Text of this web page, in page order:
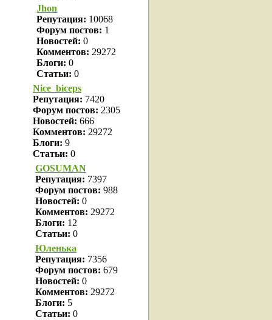
Jhon
Репутация: 10068
Форум постов: 1
Новостей: 0
Комментов: 29272
Блоги: 0
Статьи: 0
Nice_biceps
Репутация: 7420
Форум постов: 2305
Новостей: 666
Комментов: 29272
Блоги: 9
Статьи: 0
GOSUMAN
Репутация: 7397
Форум постов: 988
Новостей: 0
Комментов: 29272
Блоги: 12
Статьи: 0
Юленька
Репутация: 7356
Форум постов: 679
Новостей: 0
Комментов: 29272
Блоги: 5
Статьи: 0